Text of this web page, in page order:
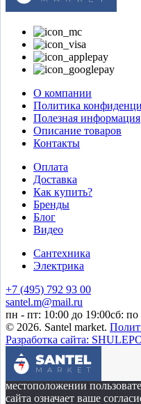
О компании
Политика
Полезная информация
Описание товаров
Контакты
Оплата
Доставка
Как купить?
Бренды
Блог
Видео
Сантехника
Электрика
+7 (495) 792 93 00
santel.m@mail.ru
пн - пт: 10:00 до 19:00сб: по
© 2026. Santel market.
Разработка сайта:
Этот сайт собирает cookie-
местоположении
сайта означает ваше